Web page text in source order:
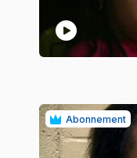
play_circle
Abonnement